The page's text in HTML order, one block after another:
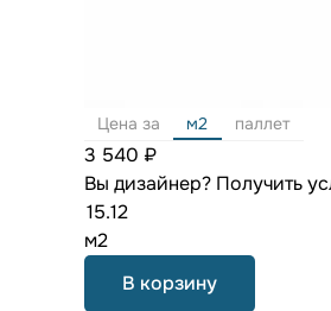
Цена за м2 паллет
3 540 ₽
Вы дизайнер? Получить
м2
В корзину